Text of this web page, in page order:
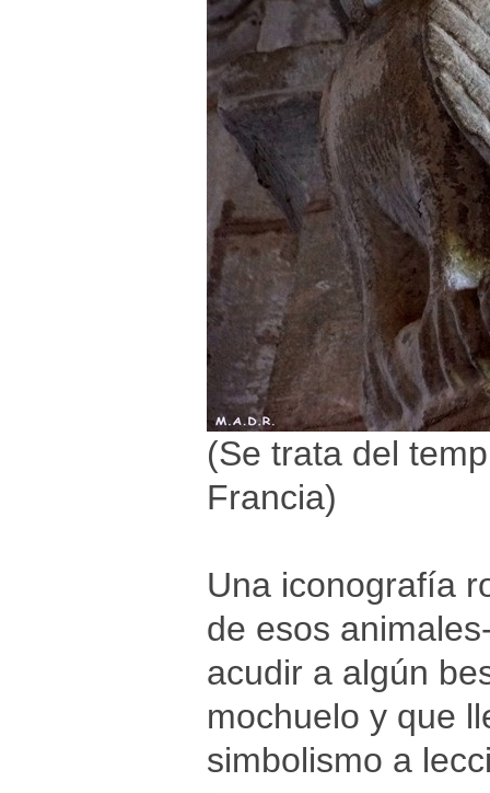
(Se trata del
Francia)
Una iconografía
de esos
acudir a algún
mochuelo y que
simbolismo a